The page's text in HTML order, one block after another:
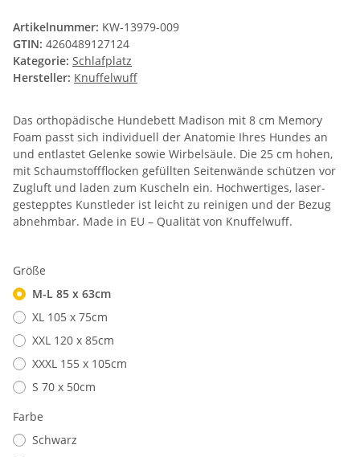
Artikelnummer: KW-13979-009
GTIN: 4260489127124
Kategorie: Schlafplatz
Hersteller: Knuffelwuff
Das orthopädische Hundebett Madison mit 8 cm Memory
Foam passt sich individuell der Anatomie Ihres Hundes an
und entlastet Gelenke sowie Wirbelsäule. Die 25 cm hohen,
mit Schaumstoffflocken gefüllten Seitenwände schützen vor
Zugluft und laden zum Kuscheln ein. Hochwertiges, laser-
gestepptes Kunstleder ist leicht zu reinigen und der Bezug
abnehmbar. Made in EU – Qualität von Knuffelwuff.
Größe
M-L 85 x 63cm
XL 105 x 75cm
XXL 120 x 85cm
XXXL 155 x 105cm
S 70 x 50cm
Farbe
Schwarz